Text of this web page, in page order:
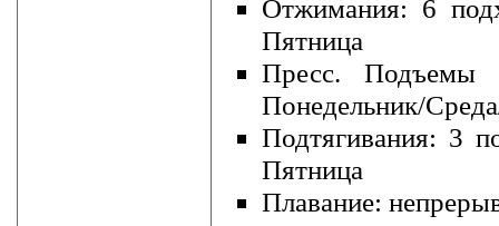
Отжимания: 6
Пятница
Пресс. Подъемы
Понедельник/
Подтягивания: 3
Пятница
Плавание: